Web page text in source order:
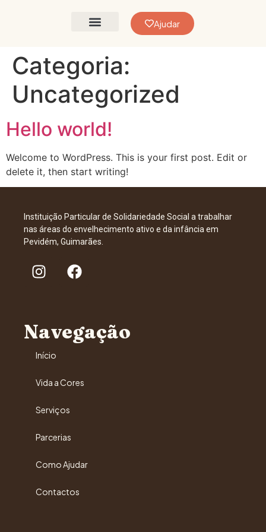
Ajudar
Categoria:
Uncategorized
Hello world!
Welcome to WordPress. This is your first post. Edit or
delete it, then start writing!
Instituição Particular de Solidariedade Social a trabalhar
nas áreas do envelhecimento ativo e da infância em
Pevidém, Guimarães.
Navegação
Início
Vida a Cores
Serviços
Parcerias
Como Ajudar
Contactos